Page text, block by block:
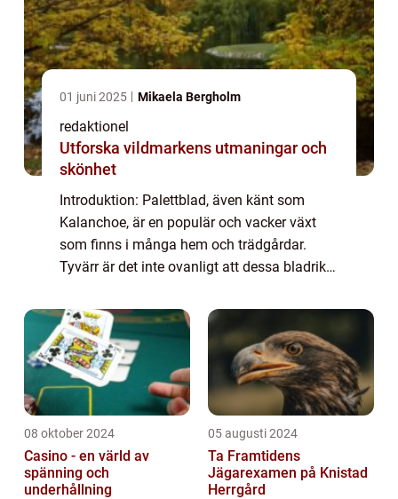
01 juni 2025 Mikaela Bergholm
redaktionel
Utforska vildmarkens utmaningar och
skönhet
Introduktion: Palettblad, även känt som
Kalanchoe, är en populär och vacker växt
som finns i många hem och trädgårdar.
Tyvärr är det inte ovanligt att dessa bladrika
frustrerande för trädgårdsägare. I denna
artikel...
08 oktober 2024
Casino - en värld av
spänning och
underhållning
05 augusti 2024
Ta Framtidens
Jägarexamen på Knistad
Herrgård